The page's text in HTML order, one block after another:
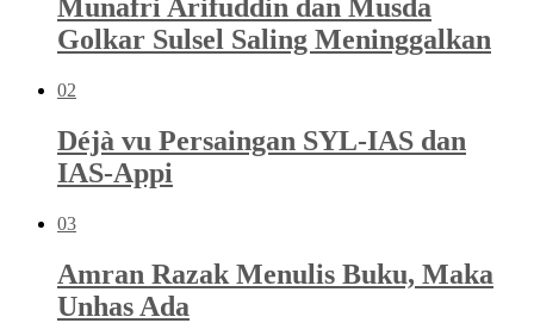
Munafri Arifuddin dan Musda
Golkar Sulsel Saling Meninggalkan
02
Déjà vu Persaingan SYL-IAS dan
IAS-Appi
03
Amran Razak Menulis Buku, Maka
Unhas Ada